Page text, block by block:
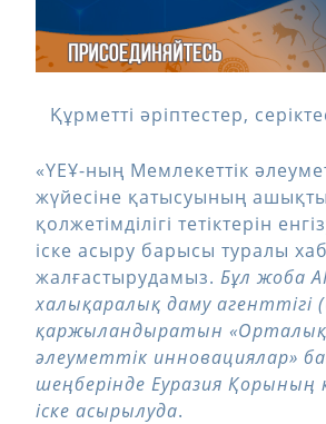
Құрметті әріптестер,
«ҮЕҰ-ның Мемлекеттік
жүйесіне қатысуының
қолжетімділігі тетіктерін
іске асыру барысы туралы
жалғастырудамыз. Бұл жоба
халықаралық даму агенттігі
қаржыландыратын «Орталық
әлеуметтік инновациялар»
шеңберінде Еуразия Қорының
іске асырылуда.